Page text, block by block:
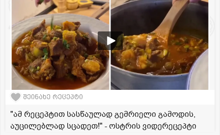
შეინახე რეცეპტი
"ამ რეცეპტით სასწაულად გემრიელი გამოდის,
აუცილებლად სცადეთ!" - ოსტრის ვიდერეცეპტი